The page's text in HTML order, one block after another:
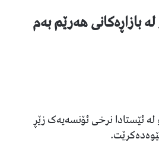
بازاڕەکانی هەرێم بەم
لە ئێستادا نرخی ئۆنسەیەک زێڕ